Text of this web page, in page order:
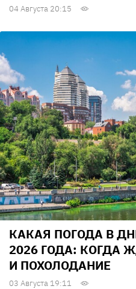
04 Августа 20:15
КАКАЯ ПОГОДА В
2026 ГОДА: КОГДА
И ПОХОЛОДАНИЕ
03 Августа 19:11